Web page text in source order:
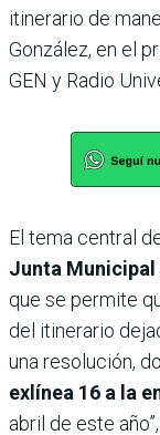
itinerario de
González, en el
GEN y Radio
El tema central
Junta Municipal
que se permite
del itinerario
una resolución,
exlínea 16 a la
abril de este